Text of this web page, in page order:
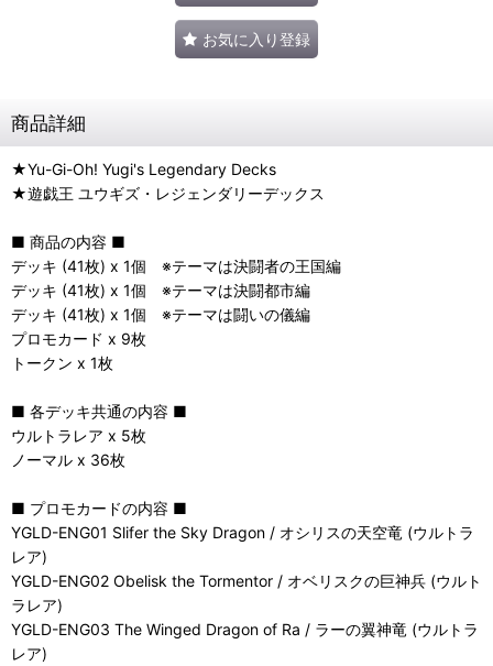
お気に入り登録
商品詳細
★Yu-Gi-Oh! Yugi's Legendary Decks
★遊戯王 ユウギズ・レジェンダリーデックス
■ 商品の内容 ■
デッキ (41枚) x 1個 ※テーマは決闘者の王国編
デッキ (41枚) x 1個 ※テーマは決闘都市編
デッキ (41枚) x 1個 ※テーマは闘いの儀編
プロモカード x 9枚
トークン x 1枚
■ 各デッキ共通の内容 ■
ウルトラレア x 5枚
ノーマル x 36枚
■ プロモカードの内容 ■
YGLD-ENG01 Slifer the Sky Dragon / オシリスの天空竜 (ウルトラ
レア)
YGLD-ENG02 Obelisk the Tormentor / オベリスクの巨神兵 (ウルト
ラレア)
YGLD-ENG03 The Winged Dragon of Ra / ラーの翼神竜 (ウルトラ
レア)